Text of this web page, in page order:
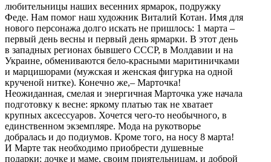
любительницы наших весенних ярмарок, подружку
Феде. Нам помог наш художник Виталий Котан. Имя для
нового персонажа долго искать не пришлось: 1 марта –
первый день весны и первый день ярмарки. В этот день
в западных регионах бывшего СССР, в Молдавии и на
Украине, обмениваются бело-красными маритиничками
и марцишорами (мужская и женская фигурка на одной
крученой нитке). Конечно же,– Марточка!
Неожиданная, смелая и энергичная Марточка уже начала
подготовку к весне: яркому платью так не хватает
крупных аксессуаров. Хочется чего-то необычного, в
единственном экземпляре. Мода на рукотворье
добралась и до подиумов. Кроме того, на носу 8 марта!
И Марте так необходимо приобрести душевные
подарки: дочке и маме, своим приятельницам, и доброй